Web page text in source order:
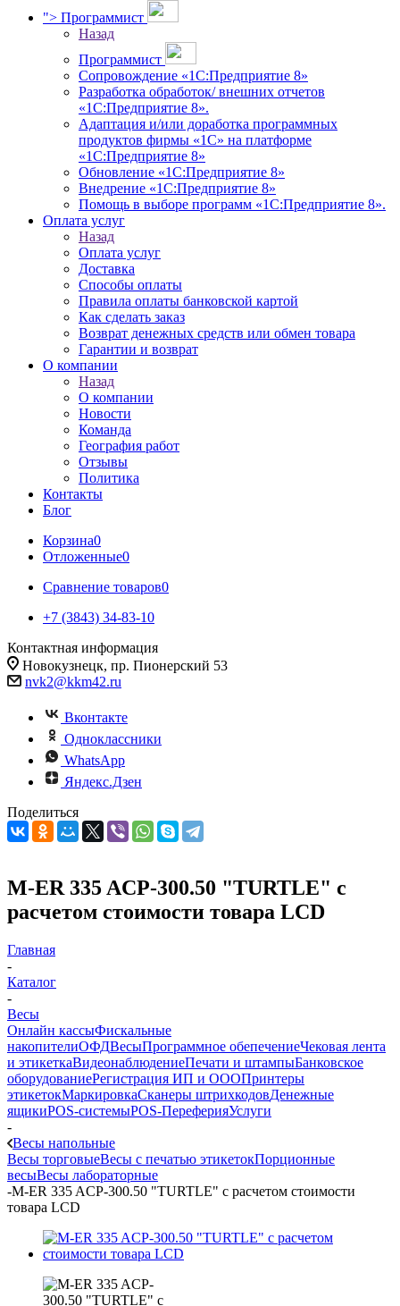
"> Программист
Назад
Программист
Сопровождение «1С:Предприятие 8»
Разработка обработок/ внешних отчетов
«1С:Предприятие 8».
Адаптация и/или доработка программных
продуктов фирмы «1С» на платформе
«1С:Предприятие 8»
Обновление «1С:Предприятие 8»
Внедрение «1С:Предприятие 8»
Помощь в выборе программ «1С:Предприятие 8».
Оплата услуг
Назад
Оплата услуг
Доставка
Способы оплаты
Правила оплаты банковской картой
Как сделать заказ
Возврат денежных средств или обмен товара
Гарантии и возврат
О компании
Назад
О компании
Новости
Команда
География работ
Отзывы
Политика
Контакты
Блог
Корзина0
Отложенные0
Сравнение товаров0
+7 (3843) 34-83-10
Контактная информация
Новокузнецк, пр. Пионерский 53
nvk2@kkm42.ru
Вконтакте
Одноклассники
WhatsApp
Яндекс.Дзен
Поделиться
M-ER 335 ACP-300.50 "TURTLE" с
расчетом стоимости товара LCD
Главная
-
Каталог
-
Весы
Онлайн кассыФискальные
накопителиОФДВесыПрограммное обепечениеЧековая лента
и этикеткаВидеонаблюдениеПечати и штампыБанковское
оборудованиеРегистрация ИП и ОООПринтеры
этикетокМаркировкаСканеры штрихкодовДенежные
ящикиPOS-системыPOS-ПереферияУслуги
-
Весы напольные
Весы торговыеВесы с печатью этикетокПорционные
весыВесы лабораторные
-M-ER 335 ACP-300.50 "TURTLE" с расчетом стоимости
товара LCD